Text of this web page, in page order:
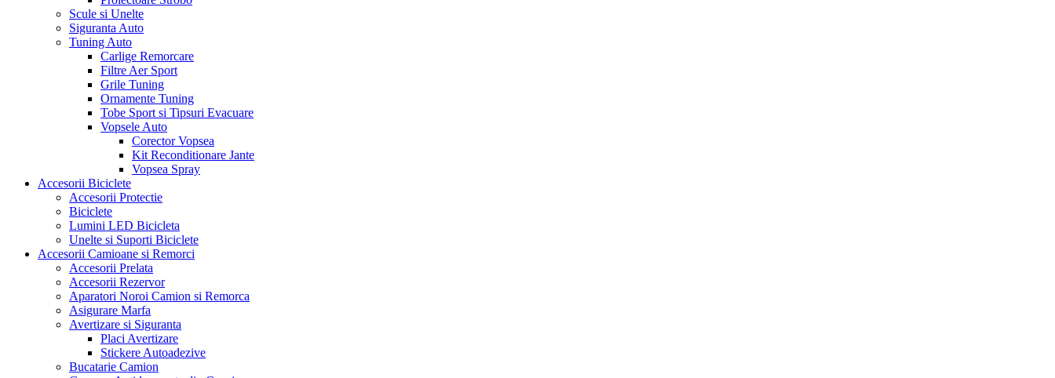
Scule si Unelte
Siguranta Auto
Tuning Auto
Carlige Remorcare
Filtre Aer Sport
Grile Tuning
Ornamente Tuning
Tobe Sport si Tipsuri Evacuare
Vopsele Auto
Corector Vopsea
Kit Reconditionare Jante
Vopsea Spray
Accesorii Biciclete
Accesorii Protectie
Biciclete
Lumini LED Bicicleta
Unelte si Suporti Biciclete
Accesorii Camioane si Remorci
Accesorii Prelata
Accesorii Rezervor
Aparatori Noroi Camion si Remorca
Asigurare Marfa
Avertizare si Siguranta
Placi Avertizare
Stickere Autoadezive
Bucatarie Camion